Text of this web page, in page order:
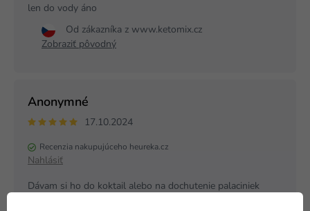
len do vody áno
Od zákazníka z www.ketomix.cz
Zobraziť pôvodný
Anonymné
17.10.2024
Recenzia nakupujúceho heureka.cz
Nahlásiť
Dávam si ho do koktail alebo na dochutenie palaciniek